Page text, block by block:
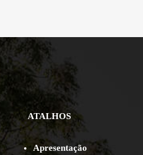
ATALHOS
Apresentação